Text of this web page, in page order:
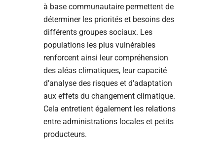
à base communautaire permettent de
déterminer les priorités et besoins des
différents groupes sociaux. Les
populations les plus vulnérables
renforcent ainsi leur compréhension
des aléas climatiques, leur capacité
d’analyse des risques et d’adaptation
aux effets du changement climatique.
Cela entretient également les relations
entre administrations locales et petits
producteurs.